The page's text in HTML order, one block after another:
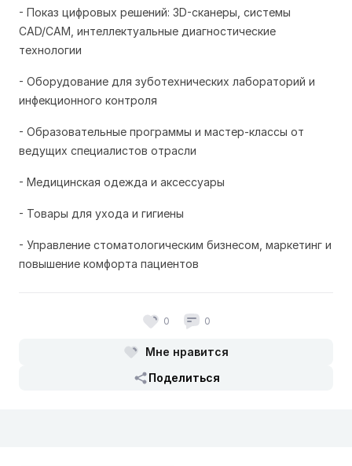
- Показ цифровых решений: 3D-сканеры, системы
CAD/CAM, интеллектуальные диагностические
технологии
- Оборудование для зуботехнических лабораторий и
инфекционного контроля
- Образовательные программы и мастер-классы от
ведущих специалистов отрасли
- Медицинская одежда и аксессуары
- Товары для ухода и гигиены
- Управление стоматологическим бизнесом, маркетинг и
повышение комфорта пациентов
0 0
Мне нравится
Поделиться